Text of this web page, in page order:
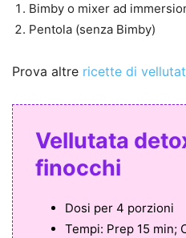
Bimby o mixer ad
Pentola (senza Bimby)
Prova altre ricette di
Vellutata
finocchi
Dosi per 4 porzioni
Tempi: Prep 15 min;